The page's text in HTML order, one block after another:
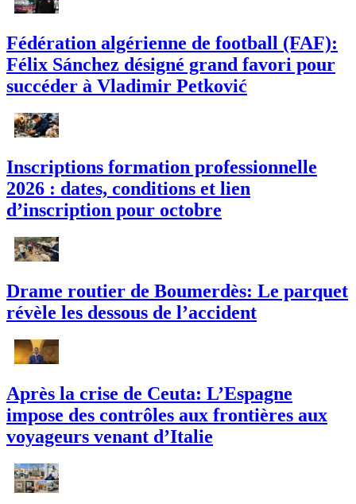
Fédération algérienne de football (FAF):
Félix Sánchez désigné grand favori pour
succéder à Vladimir Petković
Inscriptions formation professionnelle
2026 : dates, conditions et lien
d’inscription pour octobre
Drame routier de Boumerdès: Le parquet
révèle les dessous de l’accident
Après la crise de Ceuta: L’Espagne
impose des contrôles aux frontières aux
voyageurs venant d’Italie